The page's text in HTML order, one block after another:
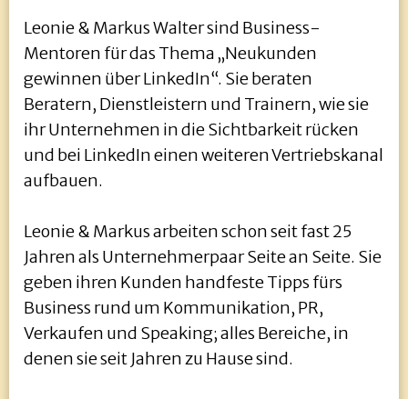
Leonie & Markus Walter sind Business-
Mentoren für das Thema „Neukunden
gewinnen über LinkedIn“. Sie beraten
Beratern, Dienstleistern und Trainern, wie sie
ihr Unternehmen in die Sichtbarkeit rücken
und bei LinkedIn einen weiteren Vertriebskanal
aufbauen.
Leonie & Markus arbeiten schon seit fast 25
Jahren als Unternehmerpaar Seite an Seite. Sie
geben ihren Kunden handfeste Tipps fürs
Business rund um Kommunikation, PR,
Verkaufen und Speaking; alles Bereiche, in
denen sie seit Jahren zu Hause sind.